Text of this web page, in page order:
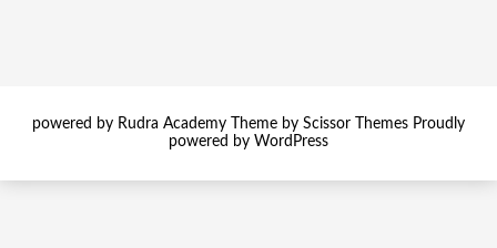
powered by Rudra Academy Theme by Scissor Themes Proudly
powered by WordPress